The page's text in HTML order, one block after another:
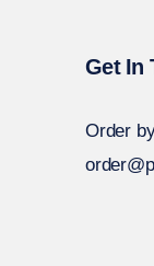
Get In
Order